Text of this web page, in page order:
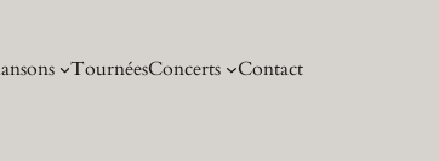
TournéesConcerts Contact